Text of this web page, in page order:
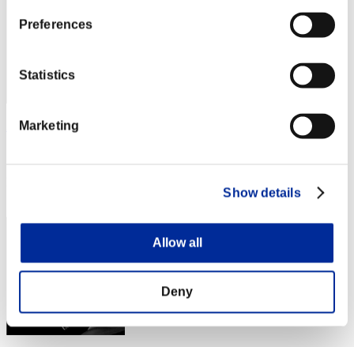
Preferences
Statistics
Marketing
Show details
Allow all
Deny
2Blessed#9582